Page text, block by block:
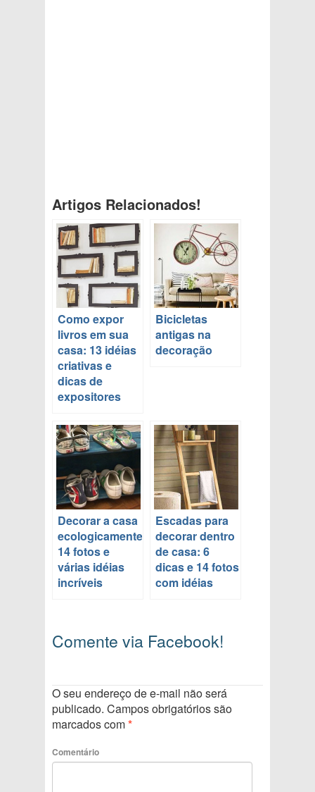
Artigos Relacionados!
Como expor
livros em sua
casa: 13 idéias
criativas e
dicas de
expositores
Bicicletas
antigas na
decoração
Decorar a casa
ecologicamente:
14 fotos e
várias idéias
incríveis
Escadas para
decorar dentro
de casa: 6
dicas e 14 fotos
com idéias
Comente via Facebook!
O seu endereço de e-mail não será
publicado. Campos obrigatórios são
marcados com*
Comentário